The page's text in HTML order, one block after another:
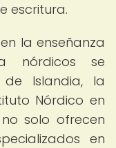
escritura.
la enseñanza
nórdicos se
de Islandia, la
Nórdico en
no solo ofrecen
en